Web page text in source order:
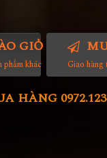
GIỎ HÀNG
phẩm khác Giao hàng
HÀNG